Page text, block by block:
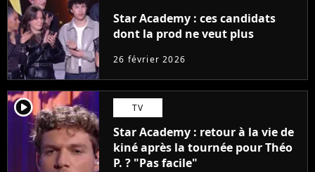
Star Academy : ces candidats
dont la prod ne veut plus
26 février 2026
player2 TV
Star Academy : retour à la vie de
kiné après la tournée pour Théo
P. ? "Pas facile"